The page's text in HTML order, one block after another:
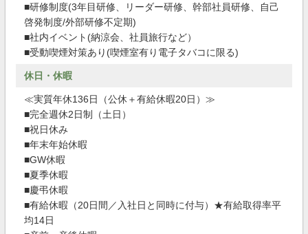
■研修制度(3年目研修、リーダー研修、幹部社員研修、自己
啓発制度/外部研修不定期)
■社内イベント(納涼会、社員旅行など）
■受動喫煙対策あり(喫煙室有り電子タバコに限る)
休日・休暇
≪実質年休136日（公休＋有給休暇20日）≫
■完全週休2日制（土日）
■祝日休み
■年末年始休暇
■GW休暇
■夏季休暇
■慶弔休暇
■有給休暇（20日間／入社日と同時に付与）★有給取得率平
均14日